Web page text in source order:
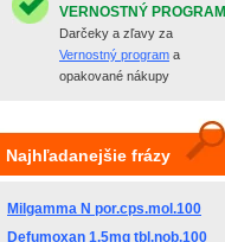
VERNOSTNÝ PROGRAM
Darčeky a zľavy za
Vernostný program a
opakované nákupy
Najhľadanejšie frázy
Milgamma N por.cps.mol.100
Defumoxan 1.5mg tbl.nob.100